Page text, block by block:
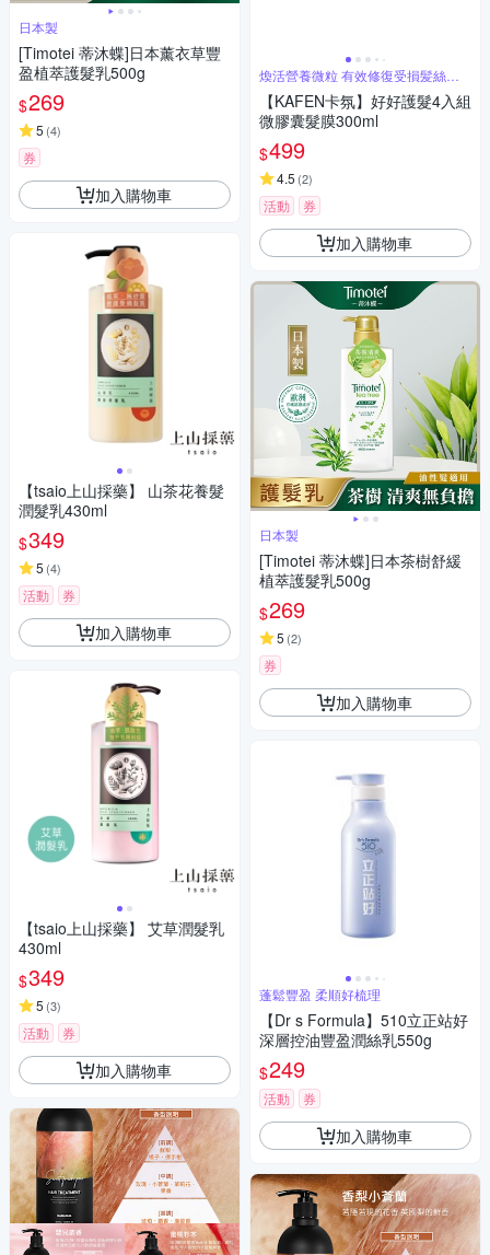
日本製
[Timotei 蒂沐蝶]日本薰衣草豐
盈植萃護髮乳500g
$269
5 (4)
券
加入購物車
【tsaio上山採藥】 山茶花養髮
潤髮乳430ml
$349
5 (4)
活動 券
加入購物車
【tsaio上山採藥】 艾草潤髮乳
430ml
$349
5 (3)
活動 券
加入購物車
煥活營養微粒 有效修復受損髪絲纖
維
【KAFEN卡氛】好好護髮4入組
微膠囊髮膜300ml
$499
4.5 (2)
活動 券
加入購物車
日本製
[Timotei 蒂沐蝶]日本茶樹舒緩
植萃護髮乳500g
$269
5 (2)
券
加入購物車
蓬鬆豐盈 柔順好梳理
【Dr s Formula】510立正站好
深層控油豐盈潤絲乳550g
$249
活動 券
加入購物車